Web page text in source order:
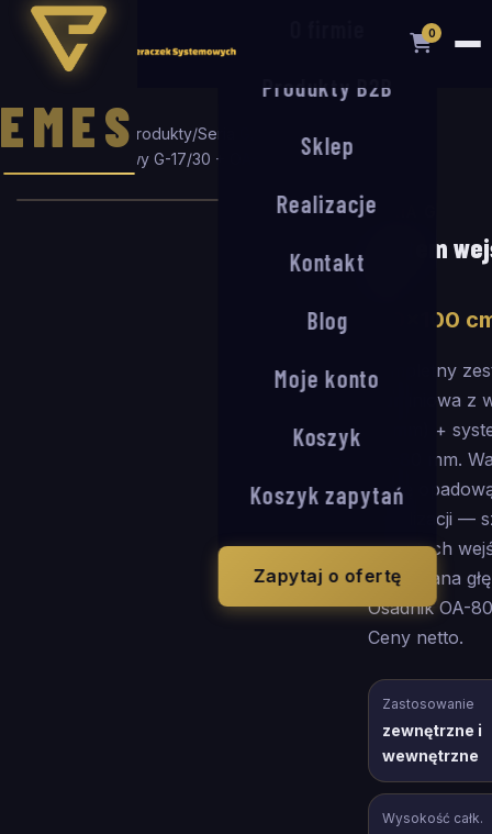
EMES
0
Produkty B2B
Sklep
Realizacje
Kontakt
Blog
Moje konto
Koszyk
Koszyk zapytań
Zapytaj o ofertę
Strona główna /Produkty/Seria G
System wejściowy G-17/30 + OA-80
120×100cm
SERIA G
System
100
Kompletny
aluminiowa z
17 mm) +
OA-80 mm.
wodę
kanalizacji —
odkrytych
Wymagana
Osadnik OA-
Ceny netto.
Zastosowanie
zewnętrzne i
wewnętrzne
Wysokość całk.